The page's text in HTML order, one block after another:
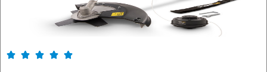
    